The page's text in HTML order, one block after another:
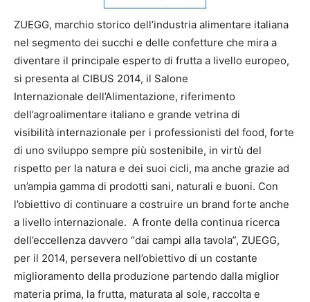
ZUEGG, marchio storico dell’industria alimentare italiana
nel segmento dei succhi e delle confetture che mira a
diventare il principale esperto di frutta a livello europeo,
si presenta al CIBUS 2014, il Salone
Internazionale dell’Alimentazione, riferimento
dell’agroalimentare italiano e grande vetrina di
visibilità internazionale per i professionisti del food, forte
di uno sviluppo sempre più sostenibile, in virtù del
rispetto per la natura e dei suoi cicli, ma anche grazie ad
un’ampia gamma di prodotti sani, naturali e buoni. Con
l’obiettivo di continuare a costruire un brand forte anche
a livello internazionale. A fronte della continua ricerca
dell’eccellenza davvero “dai campi alla tavola”, ZUEGG,
per il 2014, persevera nell’obiettivo di un costante
miglioramento della produzione partendo dalla miglior
materia prima, la frutta, maturata al sole, raccolta e